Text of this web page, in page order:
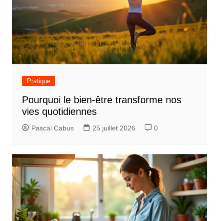
Pratique
Pourquoi le bien-être transforme nos
vies quotidiennes
Pascal Cabus 25 juillet 2026 0